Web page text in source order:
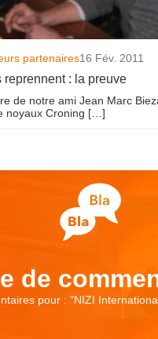
partenaires16 Fév. 2011
reprennent : la preuve
de notre ami Jean Marc
noyaux Croning […]
de
pour : "NIZI